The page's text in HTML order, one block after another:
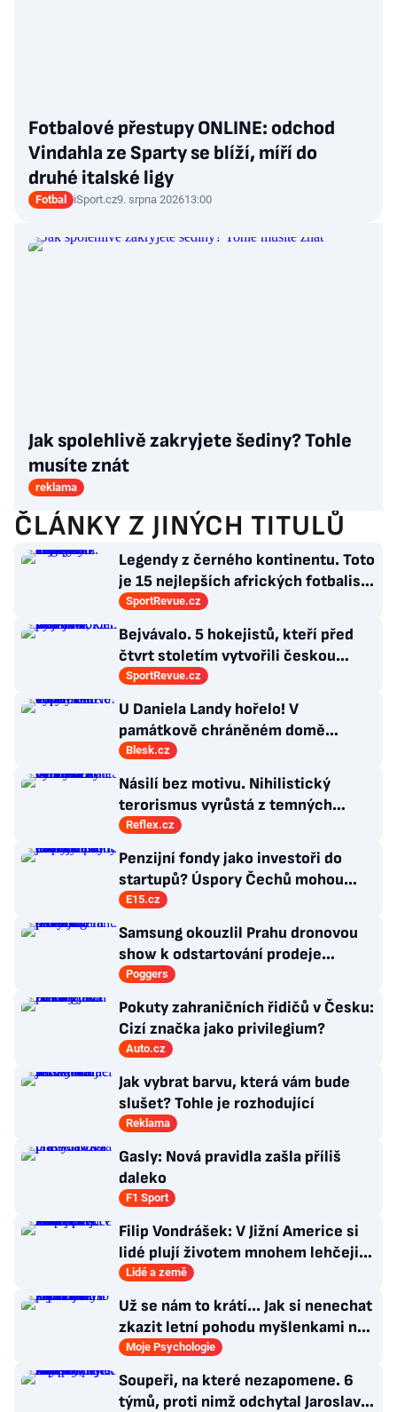
Fotbalové přestupy ONLINE: odchod
Vindahla ze Sparty se blíží, míří do
druhé italské ligy
Fotbal iSport.cz9. srpna 202613:00
Jak spolehlivě zakryjete šediny? Tohle
musíte znát
reklama
ČLÁNKY Z JINÝCH TITULŮ
Legendy z černého kontinentu. Toto
je 15 nejlepších afrických fotbalistů
všech dob
SportRevue.cz
Bejvávalo. 5 hokejistů, kteří před
čtvrt stoletím vytvořili českou
kolonii v Ottawě
SportRevue.cz
U Daniela Landy hořelo! V
památkově chráněném domě
vypalovali vosy
Blesk.cz
Násilí bez motivu. Nihilistický
terorismus vyrůstá z temných
koutů internetu a míří i na malé děti
Reflex.cz
Penzijní fondy jako investoři do
startupů? Úspory Čechů mohou
rozhýbat ekonomický růst
E15.cz
Samsung okouzlil Prahu dronovou
show k odstartování prodeje
nových produktů
Poggers
Pokuty zahraničních řidičů v Česku:
Cizí značka jako privilegium?
Auto.cz
Jak vybrat barvu, která vám bude
slušet? Tohle je rozhodující
Reklama
Gasly: Nová pravidla zašla příliš
daleko
F1 Sport
Filip Vondrášek: V Jižní Americe si
lidé plují životem mnohem lehčeji,
věci tolik neřeší
Lidé a země
Už se nám to krátí... Jak si nenechat
zkazit letní pohodu myšlenkami na
zářijový zápřah?
Moje Psychologie
Soupeři, na které nezapomene. 6
týmů, proti nimž odchytal Jaroslav